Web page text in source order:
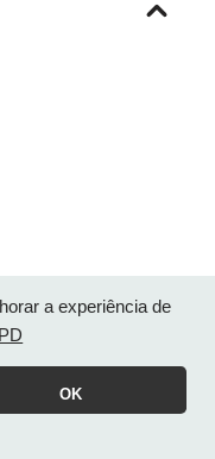
a experiência de
OK